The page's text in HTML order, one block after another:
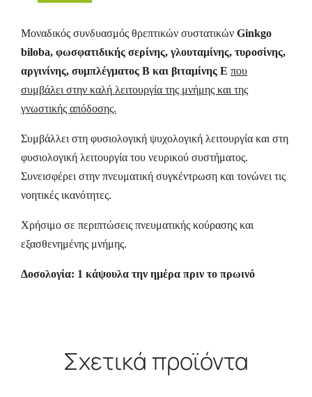
Μοναδικός συνδυασμός θρεπτικών συστατικών Ginkgo
biloba, φωσφατιδικής σερίνης, γλουταμίνης, τυροσίνης,
αργινίνης, συμπλέγματος Β και βιταμίνης Ε που
συμβάλει στην καλή λειτουργία της μνήμης και της
γνωστικής απόδοσης.
Συμβάλλει στη φυσιολογική ψυχολογική λειτουργία και στη
φυσιολογική λειτουργία του νευρικού συστήματος.
Συνεισφέρει στην πνευματική συγκέντρωση και τονώνει τις
νοητικές ικανότητες.
Χρήσιμο σε περιπτώσεις πνευματικής κούρασης και
εξασθενημένης μνήμης.
Δοσολογία: 1 κάψουλα την ημέρα πριν το πρωινό
Σχετικά προϊόντα